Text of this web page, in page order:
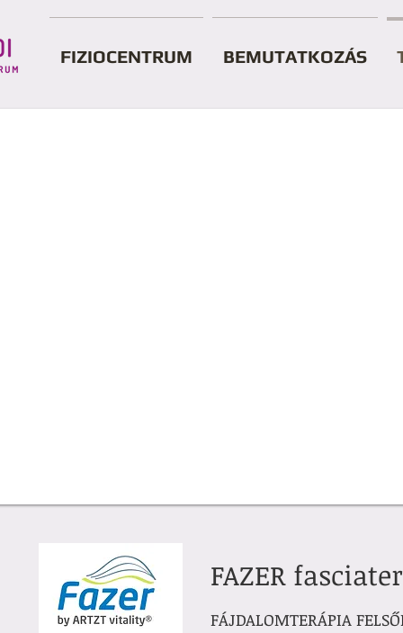
FIZIOCENTRUM BEMUTATKOZÁS
FAZER
FÁJDALOMTERÁPIA